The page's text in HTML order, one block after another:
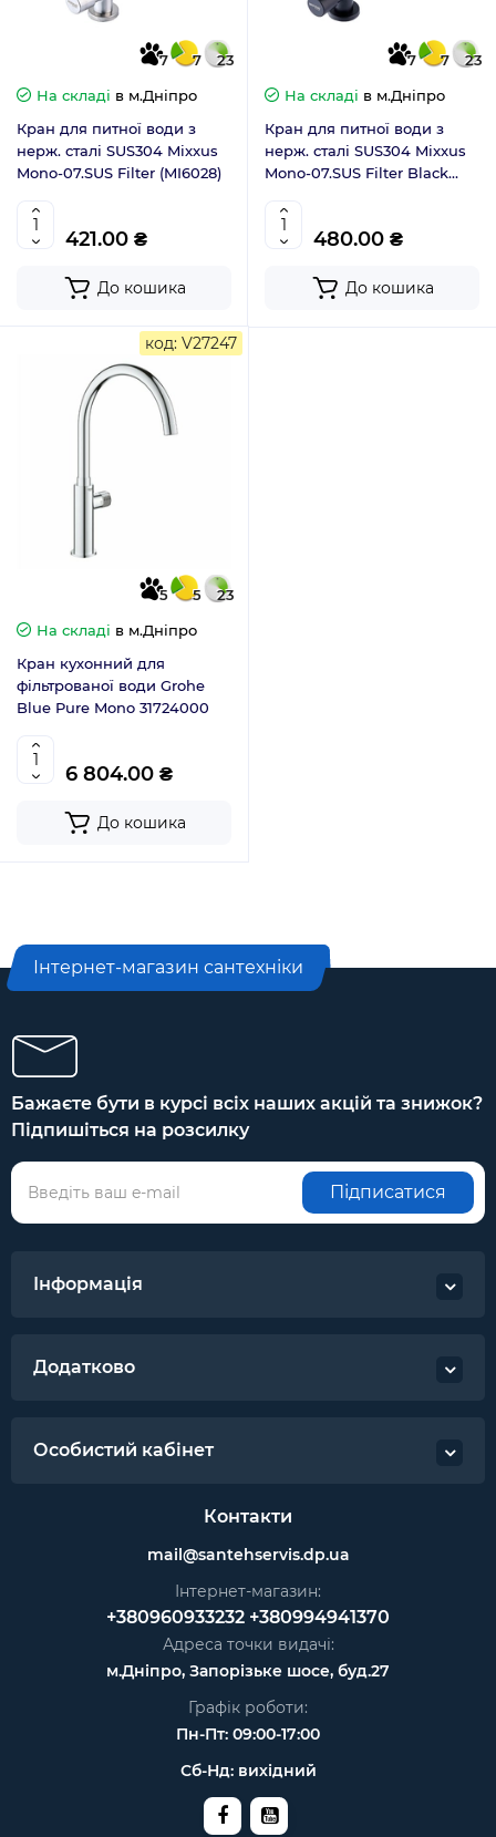
7 7
23
На складі в м.Дніпро
Кран для питної води з
нерж. сталі SUS304 Mixxus
Mono-07.SUS Filter (MI6028)
421.00 ₴
До кошика
7 7
23
На складі в м.Дніпро
Кран для питної води з
нерж. сталі SUS304 Mixxus
Mono-07.SUS Filter Black
480.00 ₴
До кошика
код: V27247
5 5
23
На складі в м.Дніпро
Кран кухонний для
фільтрованої води Grohe
Blue Pure Mono 31724000
6 804.00 ₴
До кошика
Інтернет-магазин сантехніки
Бажаєте бути в курсі всіх наших акцій та знижок?
Підпишіться на розсилку
Підписатися
Інформація
Додатково
Особистий кабінет
Контакти
mail@santehservis.dp.ua
Інтернет-магазин:
+380960933232 +380994941370
Адреса точки видачі:
м.Дніпро, Запорізьке шосе, буд.27
Графік роботи:
Пн-Пт: 09:00-17:00
Сб-Нд: вихідний